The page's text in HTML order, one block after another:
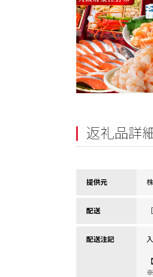
返礼品詳
提供元
配送
配送注記
※